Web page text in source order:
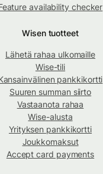
availability checker
Wisen tuotteet
Lähetä rahaa ulkomaille
Wise-tili
pankkikortti
Suuren summan siirto
Vastaanota rahaa
Wise-alusta
Yrityksen pankkikortti
Joukkomaksut
Accept card payments